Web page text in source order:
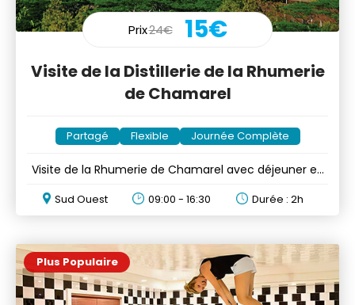
Prix24€ 15€
Visite de la Distillerie de la Rhumerie
de Chamarel
Partagé Flexible Journée Complète
Visite de la Rhumerie de Chamarel avec déjeuner en
Sud Ouest 09:00 - 16:30 Durée : 2h
Plus Populaire